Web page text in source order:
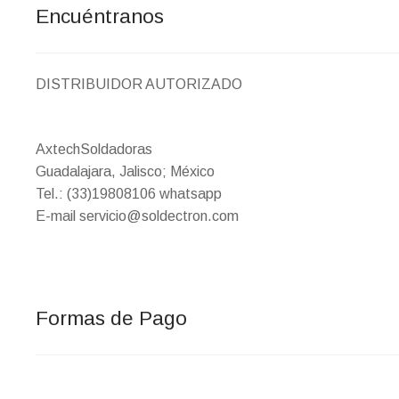
Encuéntranos
DISTRIBUIDOR AUTORIZADO
AxtechSoldadoras
Guadalajara, Jalisco; México
Tel.: (33)19808106 whatsapp
E-mail servicio@soldectron.com
Formas de Pago